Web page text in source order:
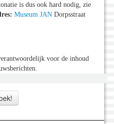
is dus ook hard nodig, zie
Museum JAN Dorpsstraat
voor de inhoud